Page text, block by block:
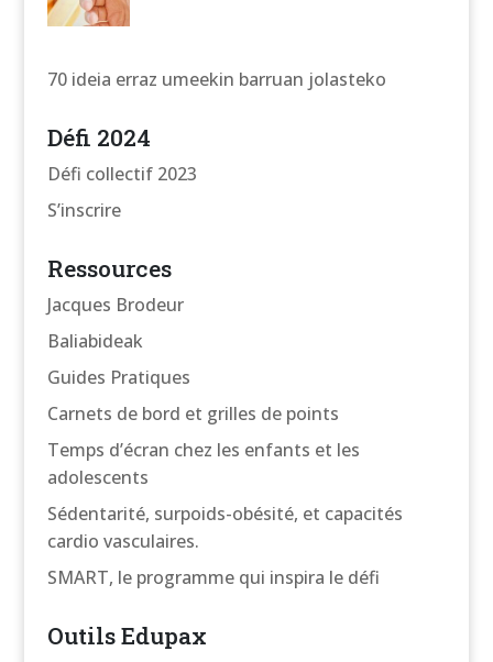
70 ideia erraz umeekin barruan jolasteko
Défi 2024
Défi collectif 2023
S’inscrire
Ressources
Jacques Brodeur
Baliabideak
Guides Pratiques
Carnets de bord et grilles de points
Temps d’écran chez les enfants et les
adolescents
Sédentarité, surpoids-obésité, et capacités
cardio vasculaires.
SMART, le programme qui inspira le défi
Outils Edupax